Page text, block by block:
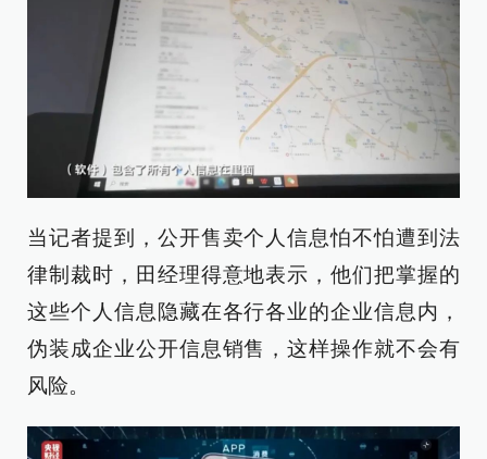
当记者提到，公开售卖个人信息怕不怕遭到法
律制裁时，田经理得意地表示，他们把掌握的
这些个人信息隐藏在各行各业的企业信息内，
伪装成企业公开信息销售，这样操作就不会有
风险。